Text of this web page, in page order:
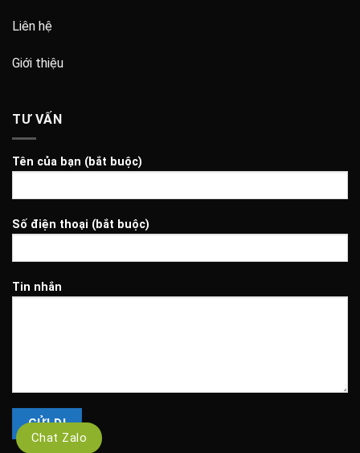
Chat Zalo
Liên hệ
Giới thiệu
TƯ VẤN
Tên của bạn (bắt buộc)
Số điện thoại (bắt buộc)
Tin nhắn